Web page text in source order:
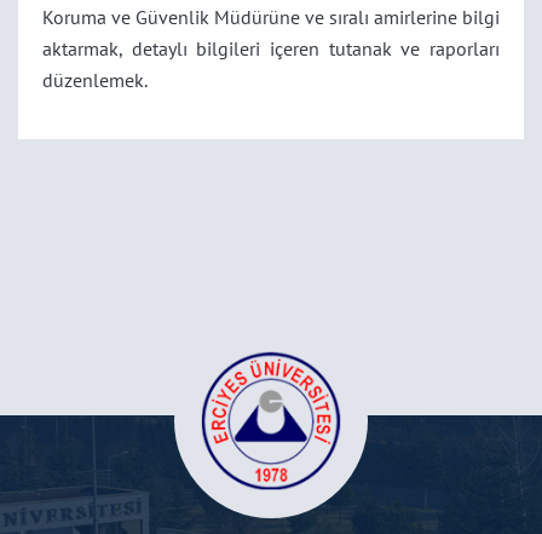
Koruma ve Güvenlik Müdürüne ve sıralı amirlerine bilgi
aktarmak, detaylı bilgileri içeren tutanak ve raporları
düzenlemek.